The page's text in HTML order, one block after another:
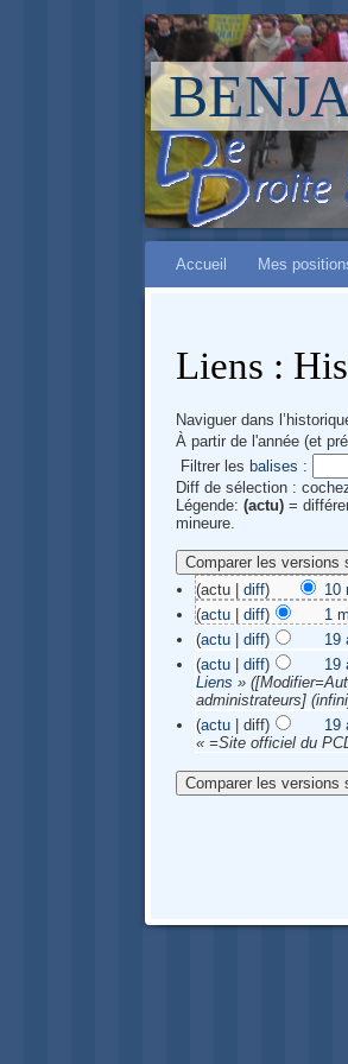
Aller à :
navigation
,
Accueil Mes
Liens :
Naviguer dans
À partir de l'année (et
Filtrer les balises :
Diff de sélection :
Légende: (actu)=
mineure.
(actu | diff) 10
(actu| diff) 1
(actu| diff) 19
(actu| diff) 19
Liens »
administrateurs]
(actu| diff) 19
« =Site officiel du
Navigation